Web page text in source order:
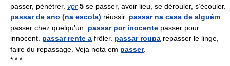
passer, pénétrer. vpr 5 se passer, avoir lieu, se dérouler, s’écouler.
passar de ano (na escola) réussir. passar na casa de alguém
passer chez quelqu’un. passar por inocente passer pour
innocent. passar rente a frôler. passar roupa repasser le linge,
faire du repassage. Veja nota em passer.
* * *